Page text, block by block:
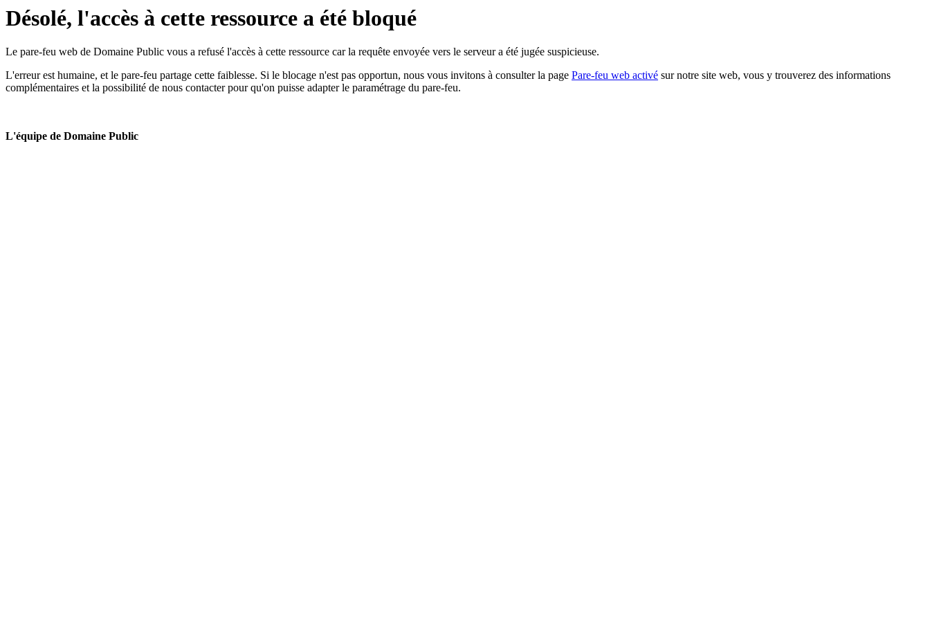
Désolé, l'accès à cette ressource a été bloqué
Le pare-feu web de Domaine Public vous a refusé l'accès à cette ressource car la requête envoyée vers le serveur a été jugée suspicieuse.
L'erreur est humaine, et le pare-feu partage cette faiblesse. Si le blocage n'est pas opportun, nous vous invitons à consulter la page Pare-feu web activé sur notre site web, vous y trouverez des informations
complémentaires et la possibilité de nous contacter pour qu'on puisse adapter le paramétrage du pare-feu.
L'équipe de Domaine Public